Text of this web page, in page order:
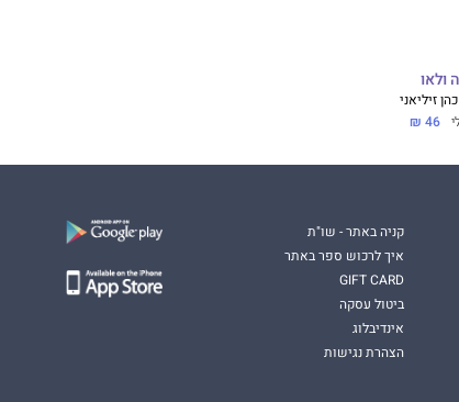
ולאו
זיליאני
46 ₪
קניה באתר - שו"ת
איך לרכוש ספר באתר
GIFT CARD
ביטול עסקה
אינדיבלוג
הצהרת נגישות